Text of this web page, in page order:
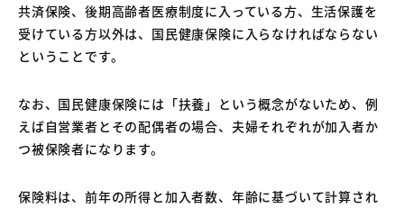
共済保険、後期高齢者医療制度に入っている方、生活保護を
受けている方以外は、国民健康保険に入らなければならない
ということです。
なお、国民健康保険には「扶養」という概念がないため、例
えば自営業者とその配偶者の場合、夫婦それぞれが加入者か
つ被保険者になります。
保険料は、前年の所得と加入者数、年齢に基づいて計算され